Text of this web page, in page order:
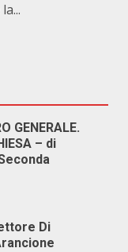
GENERALE.
– di
Di